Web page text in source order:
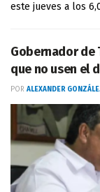
este jueves a los
Gobernador de
que no usen el
POR ALEXANDER